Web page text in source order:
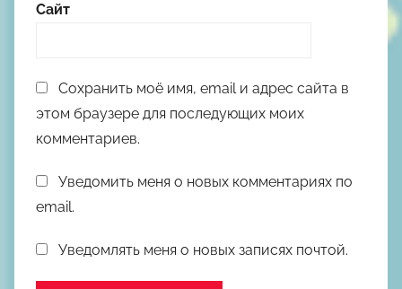
Сайт
Сохранить моё имя, email и адрес сайта в
этом браузере для последующих моих
комментариев.
Уведомить меня о новых комментариях по
email.
Уведомлять меня о новых записях почтой.